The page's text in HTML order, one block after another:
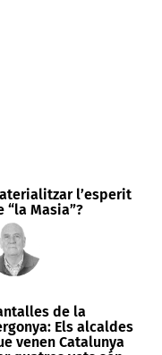
l’esperit
“la Masia”?
de la
Els alcaldes
venen Catalunya